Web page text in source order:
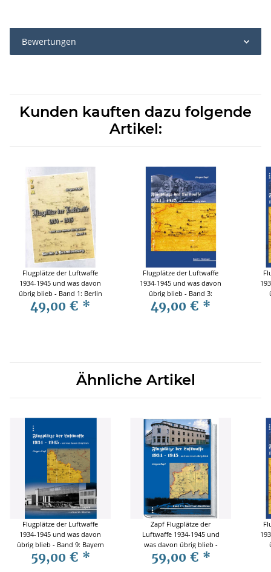
Bewertungen
Kunden kauften dazu folgende
Artikel:
Flugplätze der Luftwaffe
1934-1945 und was davon
übrig blieb - Band 1: Berlin
& Brandenburg - Jürgen
49,00 € *
Flugplätze der Luftwaffe
1934-1945 und was davon
übrig blieb - Band 3:
Thüringen - Jürgen Zapf
49,00 € *
Ähnliche Artikel
Flugplätze der Luftwaffe
1934-1945 und was davon
übrig blieb - Band 9: Bayern
- Luftgau VII - München -
Jürgen Zapf
59,00 € *
Zapf Flugplätze der
Luftwaffe 1934-1945 und
was davon übrig blieb -
Band 11: Luftgau VI
Nordrhein-Westfalen
59,00 € *